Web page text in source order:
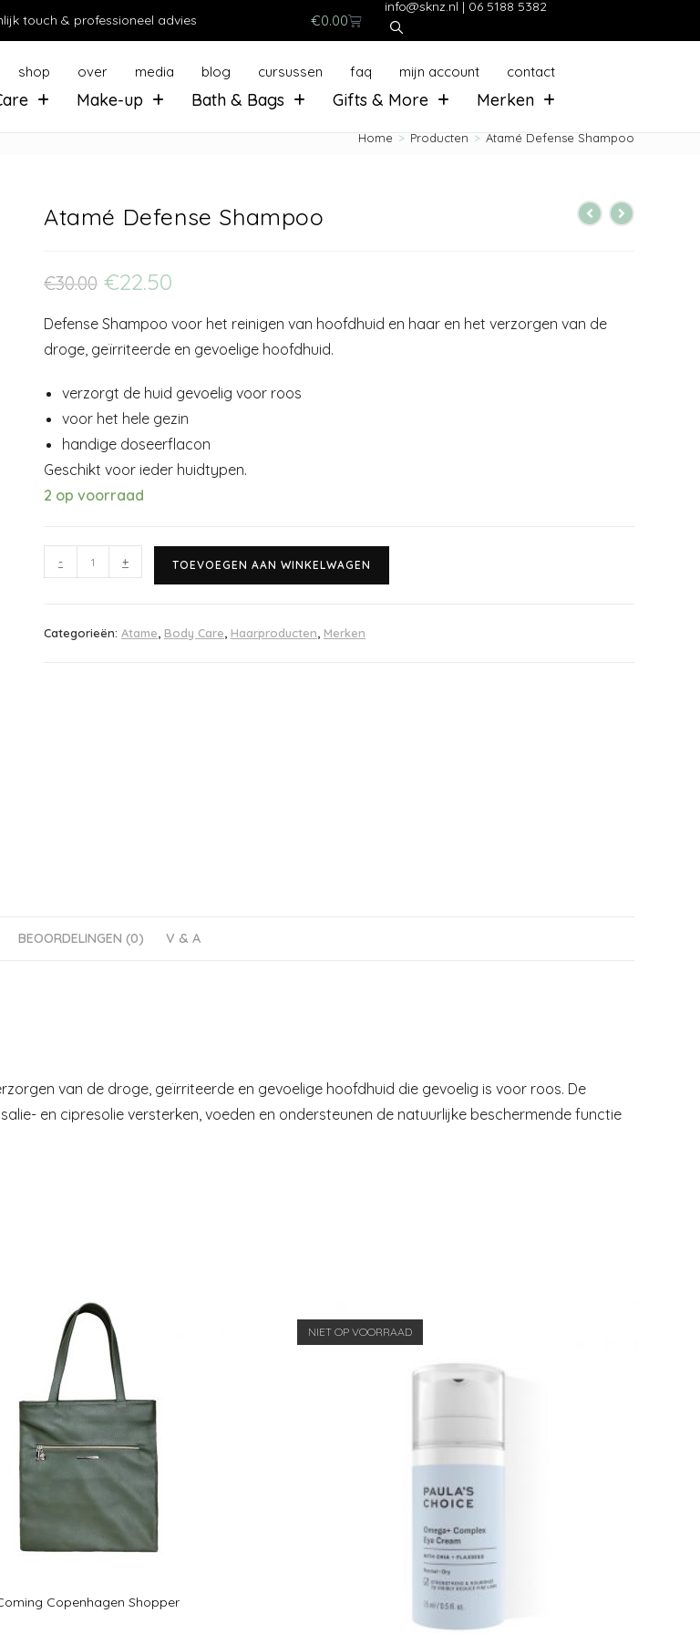
touch & professioneel advies €0.00
info@sknz.nl | 06 5188 5382
shop over media blog cursussen faq mijn account contact
Make-up Bath & Bags Gifts & More Merken
Home > Producten > Atamé Defense Shampoo
Atamé Defense Shampoo
€30.00 €22.50
Defense Shampoo voor het reinigen van hoofdhuid en haar en het verzorgen van de
droge, geïrriteerde en gevoelige hoofdhuid.
verzorgt de huid gevoelig voor roos
voor het hele gezin
handige doseerflacon
Geschikt voor ieder huidtypen.
2 op voorraad
- + TOEVOEGEN AAN WINKELWAGEN
Categorieën: Atame Body Care Haarproducten Merken
BEOORDELINGEN (0) V & A
van de droge, geïrriteerde en gevoelige hoofdhuid die gevoelig is voor roos. De
en cipresolie versterken, voeden en ondersteunen de natuurlijke beschermende functie
Copenhagen Shopper
NIET OP VOORRAAD